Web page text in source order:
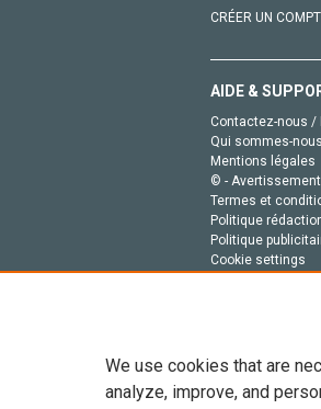
CRÉER UN
AIDE &
Contactez-nous /
Qui sommes-
Mentions légales
© -
Termes et
Politique
Politique
Cookie settings
We use cookies that are
analyze, improve, and